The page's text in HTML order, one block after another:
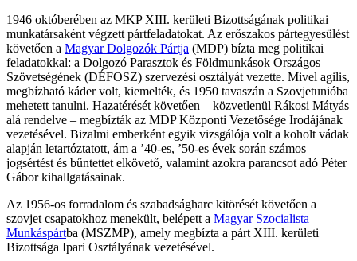
1946 októberében az MKP XIII. kerületi Bizottságának politikai
munkatársaként végzett pártfeladatokat. Az erőszakos pártegyesülést
követően a Magyar Dolgozók Pártja (MDP) bízta meg politikai
feladatokkal: a Dolgozó Parasztok és Földmunkások Országos
Szövetségének (DÉFOSZ) szervezési osztályát vezette. Mivel agilis,
megbízható káder volt, kiemelték, és 1950 tavaszán a Szovjetunióba
mehetett tanulni. Hazatérését követően – közvetlenül Rákosi Mátyás
alá rendelve – megbízták az MDP Központi Vezetősége Irodájának
vezetésével. Bizalmi emberként egyik vizsgálója volt a koholt vádak
alapján letartóztatott, ám a ’40-es, ’50-es évek során számos
jogsértést és bűntettet elkövető, valamint azokra parancsot adó Péter
Gábor kihallgatásainak.
Az 1956-os forradalom és szabadságharc kitörését követően a
szovjet csapatokhoz menekült, belépett a Magyar Szocialista
Munkáspártba (MSZMP), amely megbízta a párt XIII. kerületi
Bizottsága Ipari Osztályának vezetésével.